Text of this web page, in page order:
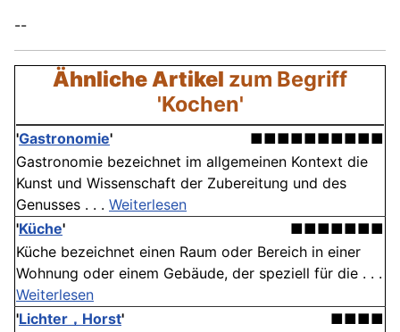
--
Ähnliche Artikel zum Begriff
'Kochen'
'Gastronomie'
■■■■■■■■■■
Gastronomie bezeichnet im allgemeinen Kontext die
Kunst und Wissenschaft der Zubereitung und des
Genusses . . . Weiterlesen
'Küche'
■■■■■■■
Küche bezeichnet einen Raum oder Bereich in einer
Wohnung oder einem Gebäude, der speziell für die . . .
Weiterlesen
'Lichter，Horst'
■■■■